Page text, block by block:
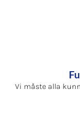
Vi måste alla